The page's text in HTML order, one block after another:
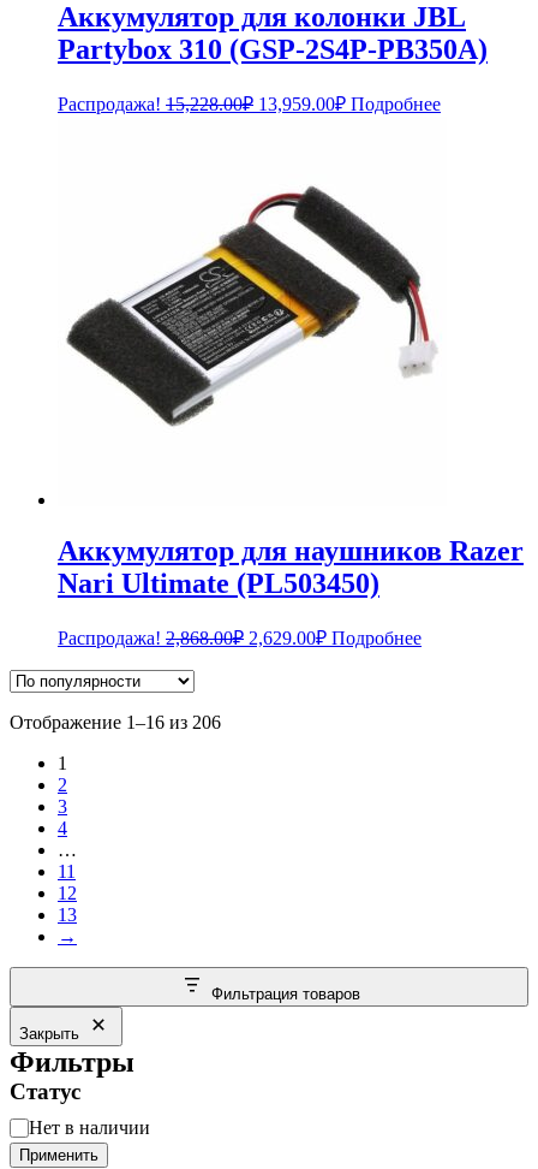
Аккумулятор для колонки JBL
Partybox 310 (GSP-2S4P-PB350A)
Распродажа! 15,228.00₽ Первоначальная
13,959.00₽Текущая
цена:
Подробнее
Аккумулятор для наушников Razer
Nari Ultimate (PL503450)
Распродажа! 2,868.00₽ Первоначальная
2,629.00₽Текущая
цена:
Подробнее
Отображение 1–16 из 206Сортировка:
1
2
3
4
…
11
12
13
→
Фильтрация товаров
Закрыть
Фильтры
Статус
Статус
Нет в наличии
Применить